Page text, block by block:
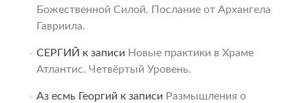
Божественной Силой. Послание от Архангела
Гавриила.
СЕРГИЙ к записи Новые практики в Храме
Атлантис. Четвёртый Уровень.
Аз есмь Георгий к записи Размышления о